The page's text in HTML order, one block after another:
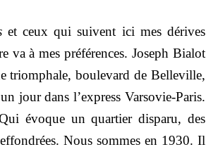
et ceux qui suivent ici mes dérives
va à mes préférences. Joseph Bialot
triomphale, boulevard de Belleville,
jour dans l’express Varsovie-Paris.
évoque un quartier disparu, des
Nous sommes en 1930. Il